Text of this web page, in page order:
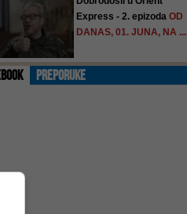
Express - 2. epizoda OD
DANAS, 01. JUNA, NA ...
PREPORUKE